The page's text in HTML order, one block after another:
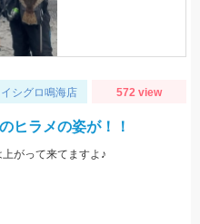
イシグロ鳴海店 572 view
ヒラメの姿が！！
がって来てますよ♪